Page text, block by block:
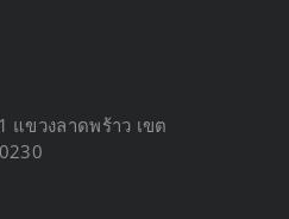
แขวงลาดพร้าว เขต